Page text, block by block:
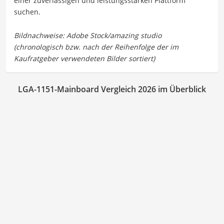
suchen.
LGA-1151-Mainboard Vergleich 2026 im Überblick